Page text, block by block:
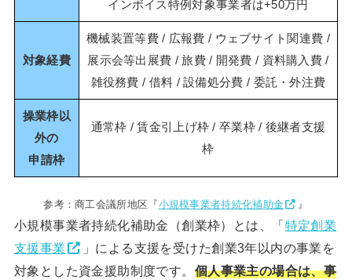
インボイス特例対象事業者は+50万円
対象経費
機械装置等費 / 広報費 / ウェブサイト関連費 /
展示会等出展費 / 旅費 / 開発費 / 資料購入費 /
雑役務費 / 借料 / 設備処分費 / 委託・外注費
操業枠以
外の
申請枠
通常枠 / 賃金引上げ枠 / 卒業枠 / 後継者支援
枠
参考：商工会議所地区『小規模事業者持続化補助金 』
小規模事業者持続化補助金（創業枠）とは、「特定創業
支援事業
」による支援を受けた創業3年以内の事業を
対象とした資金援助制度です。 個人事業主の場合は、事